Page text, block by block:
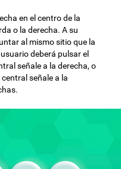
en el centro de la
o la derecha. A su
al mismo sitio que la
deberá pulsar el
señale a la derecha, o
señale a la